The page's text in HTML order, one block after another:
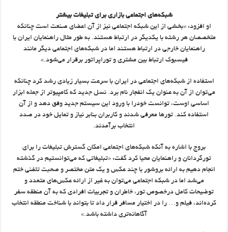
شبکه‌های اجتماعی بازاری برای تبلیغات بیشتر
او افزود: «بخشی از این شبکه اجتماعی نیز از آن اعضای صنعت است چنانکه
متخصصان هر رشته با یکدیگر در ارتباط هستند. به طور مثال راهنمایان ایران با
راهنمایان خارجی در ارتباط هستند اما در شبکه‌های اجتماعی دیگر مانند
فیسبوک ارتباط بین مشتری و توراپراتور برقرار می‌شود.»
استفاده از شبکه‌های اجتماعی در ایران با سرعت بسیار زیادی رشد کرد چنانکه
می‌توان از آن به عنوان یک انفجار نام برد. نسل جدید که کامپیوتر از جمله ابزار
اساسی اوست، توانست خودرا با ورود این سیستم جدید وفق دهد و از آن
استفاده کند. تورها معرفی شدند و کاربران بنابر نیاز و تمایل خود در صدد
انتخاب برآمدند.
بروج با اشاره به آنکه شبکه‌های اجتماعی امکان گسترش تبلیغات را برای
تورگردانان و راهنمایان محیا کرد گفت: «تبلیغاتی که می‌توانستیم در گذشته
انجام دهیم به ارائه بروشور با چند عکس و یک متن مختصر و صحبت تلفنی ختم
می‌شد اما در شبکه اجتماعی می‌توان به غیر از ارائه عکس‌های متعدد و
توضیحات کامل درخصوص تور، خاطران و تجربیات افرادی که به آن منطقه سفر
کرده‌اند، فیلم و… را در اختیار مسافر قرار داد تا بتواند با شناخت منطقه انتخاب
آگاهانه‌تری داشته باشد.»